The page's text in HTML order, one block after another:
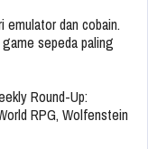
emulator dan cobain.
sepeda paling
Round-Up:
RPG, Wolfenstein